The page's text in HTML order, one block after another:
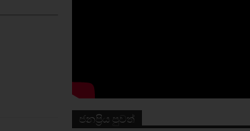
ජනප්‍රිය පුවත්